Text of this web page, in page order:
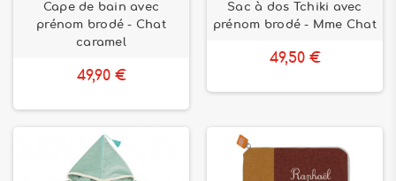
Cape de bain avec
prénom brodé - Chat
caramel
49,90 €
Sac à dos Tchiki avec
prénom brodé - Mme Chat
49,50 €